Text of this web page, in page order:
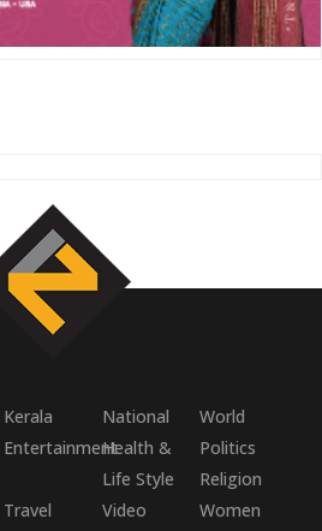
Kerala National
World
EntertainmentHealth &
Life Style
Politics
Religion
Travel Video
Women